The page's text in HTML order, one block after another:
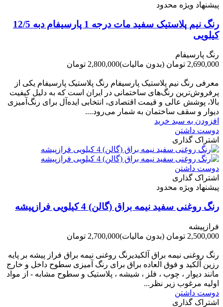
پیشنهاد ویژه محدود
رنگ نیم پلاستیک سفید مات درجه 1 پارسیفام دبه 12/5
کیلویی
رنگ پارسیفام
2,690,000 تومان
(بدون مالیات)2,800,000 تومان
معرفی رنگ نیم پلاستیک پارسیفام رنگ پلاستیک پارسیفام یکی از
پرفروش‌ترین رنگ‌های ساختمانی در ایران است که به دلیل کیفیت
بالا، پوشش عالی و قیمت اقتصادی، انتخابی ایده‌آل برای رنگ‌آمیزی
دیوار و سقف ساختمان به شمار می‌رود....
افزودن به سبد خرید
دوست داشتن
اشتراک گذاری
دوست داشتن
اشتراک گذاری
پیشنهاد ویژه محدود
رنگ روغنی سفید نیمه براق (گالن) 4 کیلویی فرازپیشه
فرازپیشه
2,500,000 تومان
(بدون مالیات)2,700,000 تومان
رنگ روغنی نیمه براق آلکیدیرنگ روغنی نیمه براق فراز پیشه بر پایه
رزین آلکید و فوق العاده براق برای رنگ آمیزی سطوح داخل و خارج
مانند دیوار ، چوب ، فلز ، شیشه ، پلاستیک و سطوح مشابه - از مواد
اولیه مرغوب زیر نظر...
دوست داشتن
اشتراک گذاری